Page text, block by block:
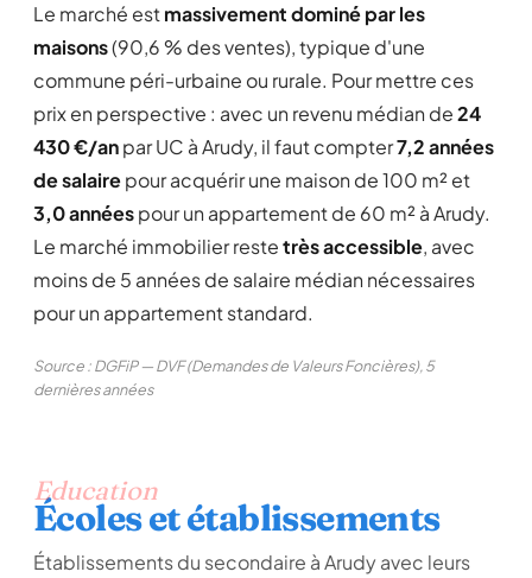
Le marché estmassivement dominé par les
maisons(90,6 % des ventes), typique d'une
commune péri-urbaine ou rurale. Pour mettre ces
prix en perspective : avec un revenu médian de24
430 €/anpar UC à Arudy, il faut compter7,2 années
de salairepour acquérir une maison de 100 m² et
3,0 annéespour un appartement de 60 m² à Arudy.
Le marché immobilier restetrès accessible, avec
moins de 5 années de salaire médian nécessaires
pour un appartement standard.
Source : DGFiP — DVF (Demandes de Valeurs Foncières), 5
dernières années
Education
Écoles et établissements
Établissements du secondaire à Arudy avec leurs